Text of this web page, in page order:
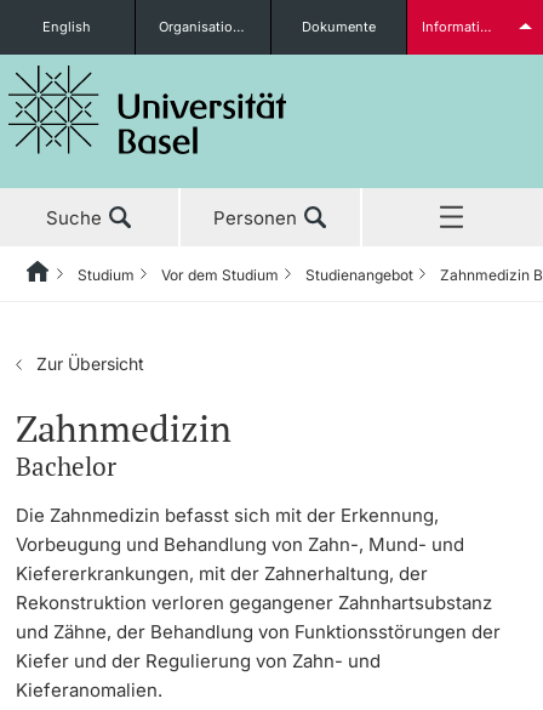
Studieninteressierte
weitere Informationen
Doktorierende
English Organisationseinheiten Dokumente Informationen für...
Suche Personen
Aktuell
Studium
Studium
Vor dem Studium
Studienangebot
Anmeldung & Zulassung
Termine & Fristen
Informationen, Veranstaltungen & Schnuppern
Forschung
Lehre
Weiterbildung
Universität
HomeZurückStudium Vor dem Studium Studienangebot Zahnmedizin
Zur Übersicht
Zahnmedizin
Bachelor
Die Zahnmedizin befasst sich mit der Erkennung,
Vorbeugung und Behandlung von Zahn-, Mund- und
Kiefererkrankungen, mit der Zahnerhaltung, der
Rekonstruktion verloren gegangener Zahnhartsubstanz
und Zähne, der Behandlung von Funktionsstörungen der
Kiefer und der Regulierung von Zahn- und
Kieferanomalien.